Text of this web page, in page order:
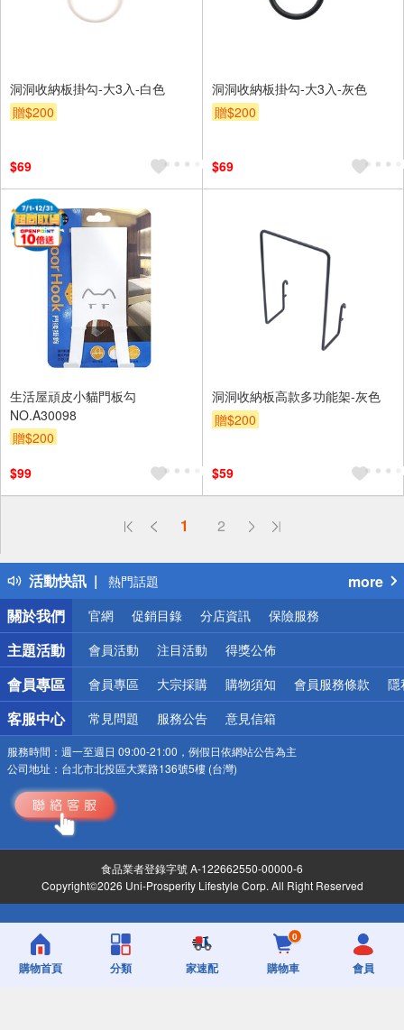
洞洞收納板掛勾-大3入-白色
贈$200
$69
洞洞收納板掛勾-大3入-灰色
贈$200
$69
生活屋頑皮小貓門板勾
NO.A30098
贈$200
$99
洞洞收納板高款多功能架-灰色
贈$200
$59
1 2
活動快訊
偏遠地區配送
得獎公告
熱門話題
銀行優惠
偏遠地區配送
詐騙網頁！請小心！
more
關於我們
官網 促銷目錄 分店資訊 保險服務
主題活動 會員活動 注目活動 得獎公佈
會員專區 會員專區 大宗採購 購物須知 會員服務條款 隱
客服中心 常見問題 服務公告 意見信箱
服務時間： 週一至週日 09:00-21:00，例假日依網站公告為主
公司地址： 台北市北投區大業路136號5樓 (台灣)
食品業者登錄字號 A-122662550-00000-6
Copyright©2026 Uni-Prosperity Lifestyle Corp. All Right Reserved
購物首頁 分類 家速配
0
購物車 會員